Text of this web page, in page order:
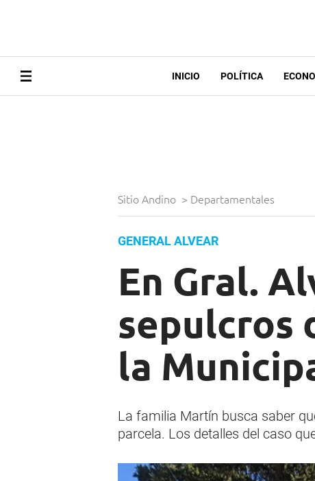
INICIO POLÍTICA
Sitio Andino > Departamentales
GENERAL ALVEAR
En Gral.
sepulcros
la
La familia Martín busca saber
parcela. Los detalles del caso